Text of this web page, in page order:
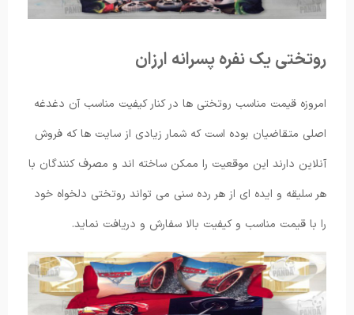
روتختی یک نفره پسرانه ارزان
امروزه قیمت مناسب روتختی ها در کنار کیفیت مناسب آن دغدغه
اصلی متقاضیان بوده است که شمار زیادی از سایت ها که فروش
آنلاین دارند این موقعیت را ممکن ساخته اند و مصرف کنندگان با
هر سلیقه و ایده ای از هر رده سنی می تواند روتختی دلخواه خود
را با قیمت مناسب و کیفیت بالا سفارش و دریافت نماید.